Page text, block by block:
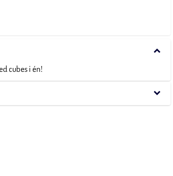
keyboard_arrow_down
cubes i én!
keyboard_arrow_down